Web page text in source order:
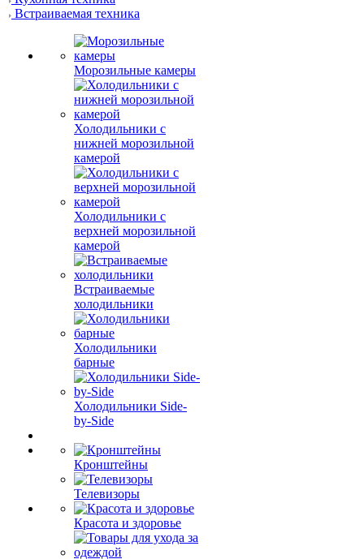
Встраиваемая техника
Морозильные камеры
Холодильники с
нижней морозильной
камерой
Холодильники с
верхней морозильной
камерой
Встраиваемые
холодильники
Холодильники
барные
Холодильники Side-
by-Side
Кронштейны
Телевизоры
Красота и здоровье